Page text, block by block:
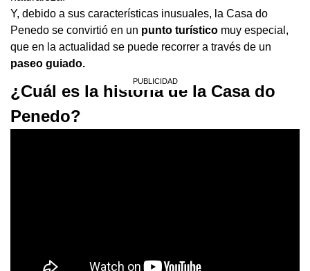
Y, debido a sus características inusuales, la Casa do
Penedo se convirtió en un punto turístico muy especial,
que en la actualidad se puede recorrer a través de un
paseo guiado.
¿Cuál es la historia de la Casa do
Penedo?